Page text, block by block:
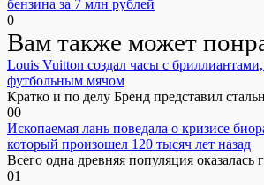
бензина за 7 млн рублей
0
Вам также может
Louis Vuitton создал часы с
футбольным мячом
Кратко и по делу Бренд представил
00
Ископаемая лань поведала о кризисе
который произошел 120 тысяч лет назад
Всего одна древняя популяция оказалась
01